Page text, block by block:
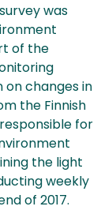
was
of the
changes in
the Finnish
for
the light
weekly
of 2017.